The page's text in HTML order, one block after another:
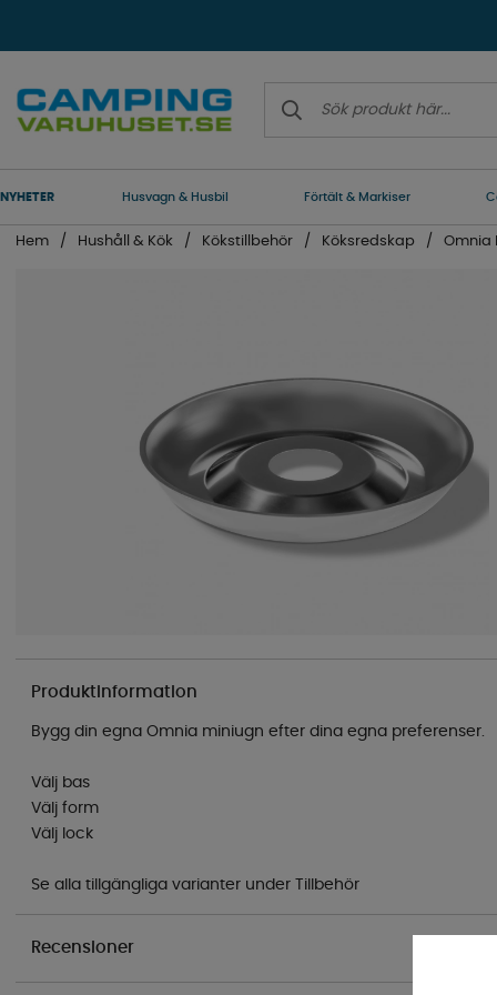
NYHETER Husvagn & Husbil Förtält & Markiser
Hem Hushåll & Kök Kökstillbehör Köksredskap Omnia
Produktinformation
Bygg din egna Omnia miniugn efter dina egna preferenser.
Välj bas
Välj form
Välj lock
Se alla tillgängliga varianter under Tillbehör
Recensioner